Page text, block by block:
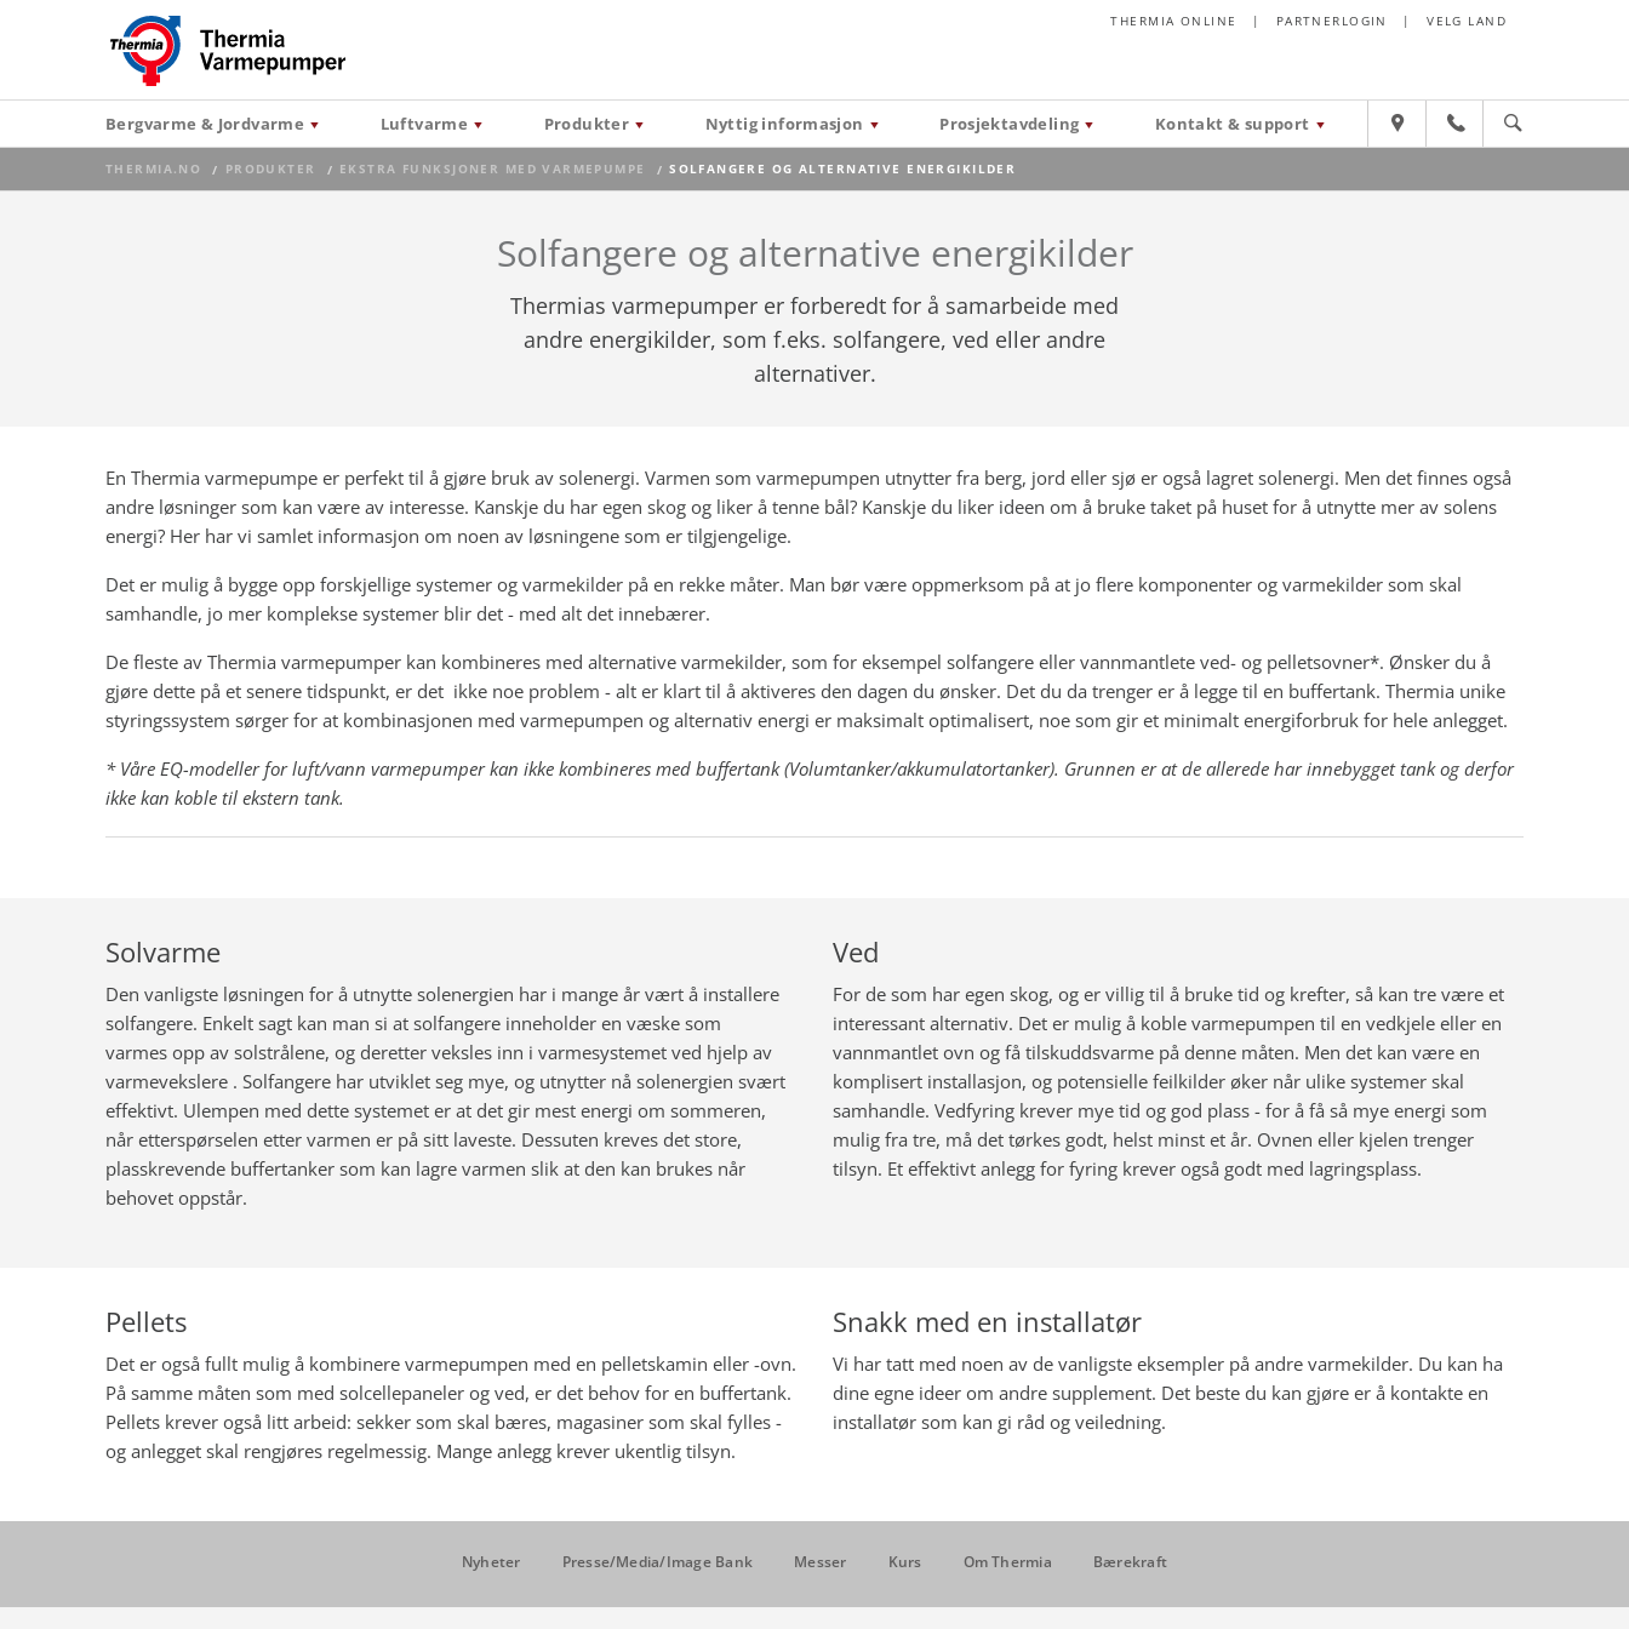
THERMIA ONLINE | PARTNERLOGIN | VELG LAND
Bergvarme & Jordvarme Luftvarme Produkter Nyttig informasjon Prosjektavdeling Kontakt & support
THERMIA.NO PRODUKTER EKSTRA FUNKSJONER MED VARMEPUMPE CURRENT:
SOLFANGERE OG ALTERNATIVE ENERGIKILDER
Solfangere og alternative energikilder
Thermias varmepumper er forberedt for å samarbeide med
andre energikilder, som f.eks. solfangere, ved eller andre
alternativer.
En Thermia varmepumpe er perfekt til å gjøre bruk av solenergi. Varmen som varmepumpen utnytter fra berg, jord eller sjø er også lagret solenergi. Men det finnes også
andre løsninger som kan være av interesse. Kanskje du har egen skog og liker å tenne bål? Kanskje du liker ideen om å bruke taket på huset for å utnytte mer av solens
energi? Her har vi samlet informasjon om noen av løsningene som er tilgjengelige.
Det er mulig å bygge opp forskjellige systemer og varmekilder på en rekke måter. Man bør være oppmerksom på at jo flere komponenter og varmekilder som skal
samhandle, jo mer komplekse systemer blir det - med alt det innebærer.
De fleste av Thermia varmepumper kan kombineres med alternative varmekilder, som for eksempel solfangere eller vannmantlete ved- og pelletsovner*. Ønsker du å
gjøre dette på et senere tidspunkt, er det ikke noe problem - alt er klart til å aktiveres den dagen du ønsker. Det du da trenger er å legge til en buffertank. Thermia unike
styringssystem sørger for at kombinasjonen med varmepumpen og alternativ energi er maksimalt optimalisert, noe som gir et minimalt energiforbruk for hele anlegget.
* Våre EQ-modeller for luft/vann varmepumper kan ikke kombineres med buffertank (Volumtanker/akkumulatortanker). Grunnen er at de allerede har innebygget tank og derfor
ikke kan koble til ekstern tank.
Solvarme
Den vanligste løsningen for å utnytte solenergien har i mange år vært å installere
solfangere. Enkelt sagt kan man si at solfangere inneholder en væske som
varmes opp av solstrålene, og deretter veksles inn i varmesystemet ved hjelp av
varmevekslere . Solfangere har utviklet seg mye, og utnytter nå solenergien svært
effektivt. Ulempen med dette systemet er at det gir mest energi om sommeren,
når etterspørselen etter varmen er på sitt laveste. Dessuten kreves det store,
plasskrevende buffertanker som kan lagre varmen slik at den kan brukes når
behovet oppstår.
Ved
For de som har egen skog, og er villig til å bruke tid og krefter, så kan tre være et
interessant alternativ. Det er mulig å koble varmepumpen til en vedkjele eller en
vannmantlet ovn og få tilskuddsvarme på denne måten. Men det kan være en
komplisert installasjon, og potensielle feilkilder øker når ulike systemer skal
samhandle. Vedfyring krever mye tid og god plass - for å få så mye energi som
mulig fra tre, må det tørkes godt, helst minst et år. Ovnen eller kjelen trenger
tilsyn. Et effektivt anlegg for fyring krever også godt med lagringsplass.
Pellets
Det er også fullt mulig å kombinere varmepumpen med en pelletskamin eller -ovn.
På samme måten som med solcellepaneler og ved, er det behov for en buffertank.
Pellets krever også litt arbeid: sekker som skal bæres, magasiner som skal fylles -
og anlegget skal rengjøres regelmessig. Mange anlegg krever ukentlig tilsyn.
Snakk med en installatør
Vi har tatt med noen av de vanligste eksempler på andre varmekilder. Du kan ha
dine egne ideer om andre supplement. Det beste du kan gjøre er å kontakte en
installatør som kan gi råd og veiledning.
Nyheter Presse/Media/Image Bank Messer Kurs Om Thermia Bærekraft